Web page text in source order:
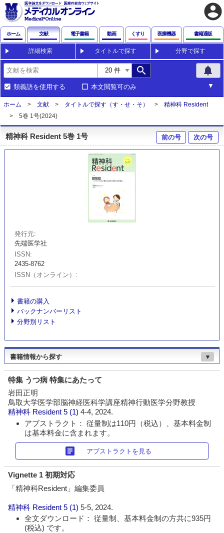
account_circle
ホーム 文献 電子書籍 動画 くすり 医療機器 書籍通販
詳細検索 タイトルで探す 分野で探す
search notifications
類義語を使用する 本文閲覧可のみ
ホーム 文献 タイトルで探す（す・せ・そ）
精神科 Resident
5巻 1号(2024)
精神科 Resident 5巻 1号 前の号 次の号
発行元
先端医学社
ISSN
2435-8762
ISSN（オンライン）
書籍の購入
バックナンバーリスト
分野別リスト
書籍情報から探す ▼
特集 うつ病 特集にあたって
岩田正明
鳥取大学医学部脳神経医科学講座精神行動医学分野教授
精神科 Resident 5 (1)4-4, 2024.
アブストラクト： 従量制は110円（税込）、基本料金制
は基本料金に含まれます。
article アブストラクトを見る
Vignette 1 初期対応
「精神科Resident」編集委員
精神科 Resident 5 (1)5-5, 2024.
全文ダウンロード： 従量制、基本料金制の方共に935円
(税込) です。